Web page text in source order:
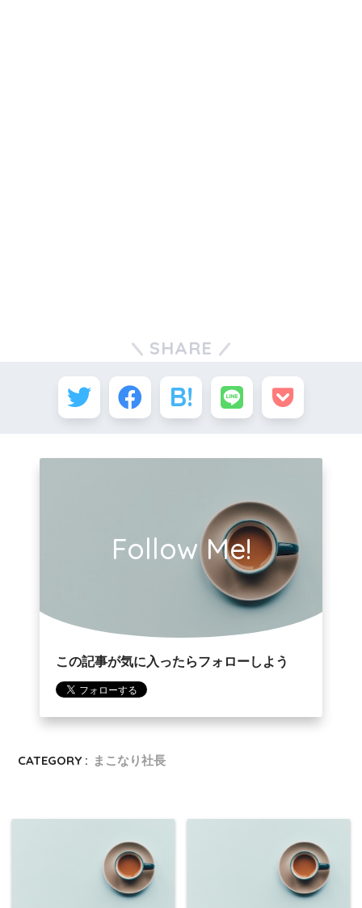
SHARE
Follow Me!
この記事が気に入ったらフォローしよう
CATEGORY : まこなり社長